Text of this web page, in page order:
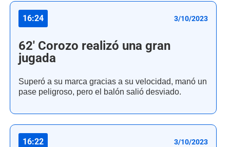
16:24 3/10/2023
62' Corozo realizó una gran
jugada
Superó a su marca gracias a su velocidad, manó un
pase peligroso, pero el balón salió desviado.
16:22 3/10/2023